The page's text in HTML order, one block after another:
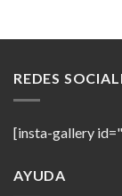
REDES
[insta-gallery
AYUDA